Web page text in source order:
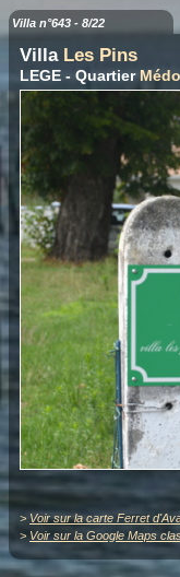
Villa n°643 - 8/22
Villa Les Pins
LEGE - Quartier
> Voir sur la carte Ferret
> Voir sur la Google Maps